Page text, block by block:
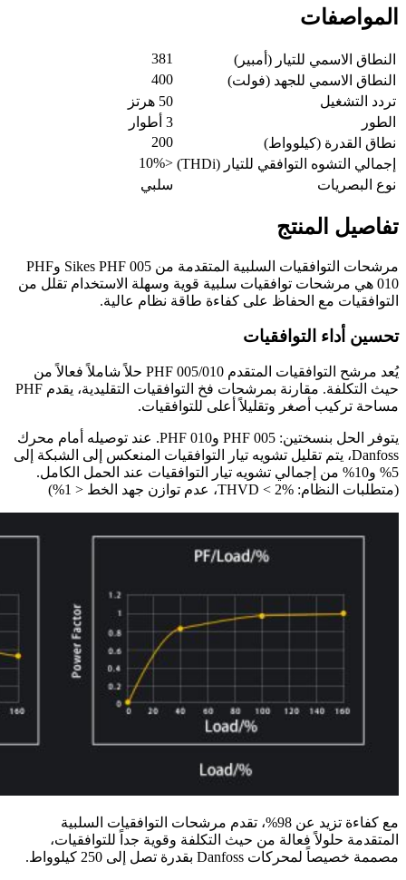
المواصفات
النطاق الاسمي للتيار (أمبير)
381
النطاق الاسمي للجهد (فولت)
400
تردد التشغيل
50 هرتز
الطور
3 أطوار
نطاق القدرة (كيلوواط)
200
إجمالي التشوه التوافقي للتيار (THDi)
<10%
نوع البصريات
سلبي
تفاصيل المنتج
مرشحات التوافقيات السلبية المتقدمة من Sikes PHF 005 وPHF
010 هي مرشحات توافقيات سلبية قوية وسهلة الاستخدام تقلل من
التوافقيات مع الحفاظ على كفاءة طاقة نظام عالية.
تحسين أداء التوافقيات
يُعد مرشح التوافقيات المتقدم PHF 005/010 حلاً شاملاً فعالاً من
حيث التكلفة. مقارنة بمرشحات فخ التوافقيات التقليدية، يقدم PHF
مساحة تركيب أصغر وتقليلاً أعلى للتوافقيات.
يتوفر الحل بنسختين: PHF 005 وPHF 010. عند توصيله أمام محرك
Danfoss، يتم تقليل تشويه تيار التوافقيات المنعكس إلى الشبكة إلى
5% و10% من إجمالي تشويه تيار التوافقيات عند الحمل الكامل.
(متطلبات النظام: THVD < 2%، عدم توازن جهد الخط < 1%)
مع كفاءة تزيد عن 98%، تقدم مرشحات التوافقيات السلبية
المتقدمة حلولاً فعالة من حيث التكلفة وقوية جداً للتوافقيات،
مصممة خصيصاً لمحركات Danfoss بقدرة تصل إلى 250 كيلوواط.